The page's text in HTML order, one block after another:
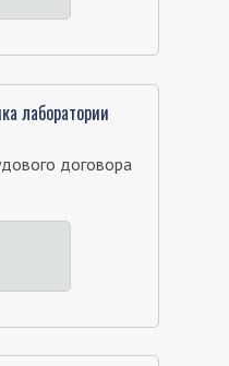
лаборатории
договора